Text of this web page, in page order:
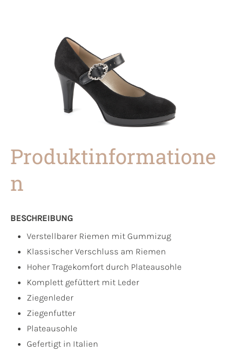
Produktinformatione
n
BESCHREIBUNG
Verstellbarer Riemen mit Gummizug
Klassischer Verschluss am Riemen
Hoher Tragekomfort durch Plateausohle
Komplett gefüttert mit Leder
Ziegenleder
Ziegenfutter
Plateausohle
Gefertigt in Italien